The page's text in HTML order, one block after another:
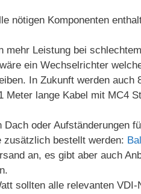
nötigen Komponenten
mehr Leistung bei
ein Wechselrichter
In Zukunft werden
Meter lange Kabel mit MC4
oder Aufständerungen
zusätzlich bestellt werden:
an, es gibt aber auch
sollten alle relevanten